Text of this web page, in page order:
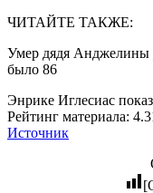
ЧИТАЙТЕ ТАКЖЕ:
Умер дядя
было 86
Энрике Иглесиас
Рейтинг материала:
Источник